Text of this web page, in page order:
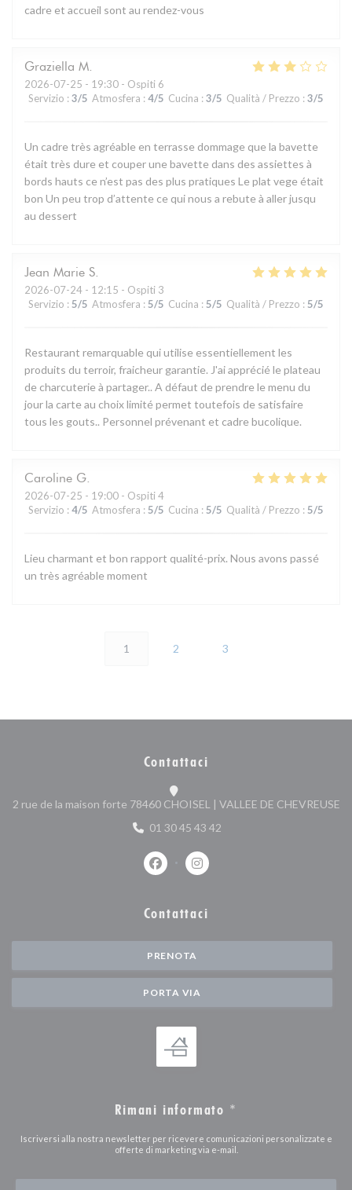
cadre et accueil sont au rendez-vous
Graziella M
2026-07-25 - 19:30 - Ospiti 6
Servizio : 3/5 Atmosfera : 4/5 Cucina : 3/5 Qualità / Prezzo : 3/5
Un cadre très agréable en terrasse dommage que la bavette
était très dure et couper une bavette dans des assiettes à
bords hauts ce n’est pas des plus pratiques Le plat vege était
bon Un peu trop d’attente ce qui nous a rebute à aller jusqu
au dessert
Jean Marie S
2026-07-24 - 12:15 - Ospiti 3
Servizio : 5/5 Atmosfera : 5/5 Cucina : 5/5 Qualità / Prezzo : 5/5
Restaurant remarquable qui utilise essentiellement les
produits du terroir, fraicheur garantie. J'ai apprécié le plateau
de charcuterie à partager.. A défaut de prendre le menu du
jour la carte au choix limité permet toutefois de satisfaire
tous les gouts.. Personnel prévenant et cadre bucolique.
Caroline G
2026-07-25 - 19:00 - Ospiti 4
Servizio : 4/5 Atmosfera : 5/5 Cucina : 5/5 Qualità / Prezzo : 5/5
Lieu charmant et bon rapport qualité-prix. Nous avons passé
un très agréable moment
1 2 3
Contattaci
2 rue de la maison forte 78460 CHOISEL | VALLEE DE CHEVREUSE
01 30 45 43 42
Facebook ((apre una nuova finestra))
Instagram ((apre una nuova
Contattaci
PRENOTA
PORTA VIA
Rimani informato *
Iscriversi alla nostra newsletter per ricevere comunicazioni personalizzate e
offerte di marketing via e-mail.